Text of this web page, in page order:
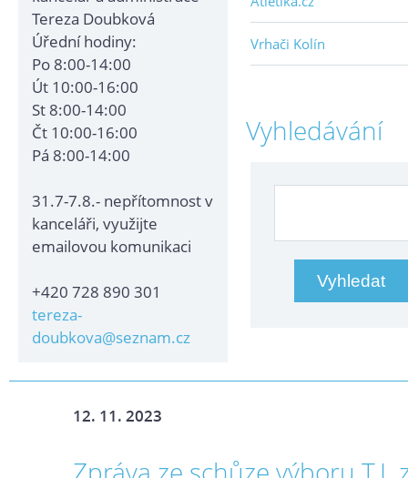
Tereza Doubková
Úřední hodiny:
Po 8:00-14:00
Út 10:00-16:00
St 8:00-14:00
Čt 10:00-16:00
Pá 8:00-14:00
31.7-7.8.- nepřítomnost v
kanceláři, využijte
emailovou komunikaci
+420 728 890 301
tereza-
doubkova@seznam.cz
Vrhači Kolín
Vyhledávání
12. 11. 2023